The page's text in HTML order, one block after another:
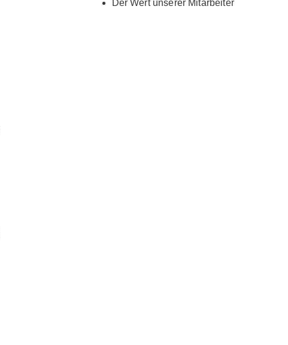
Der Wert unserer Mitarbeiter